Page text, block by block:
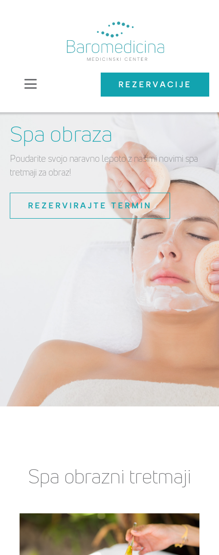
REZERVACIJE
Spa obraza
Poudarite svojo naravno lepoto z našimi novimi spa
tretmaji za obraz!
REZERVIRAJTE TERMIN
Spa obrazni tretmaji